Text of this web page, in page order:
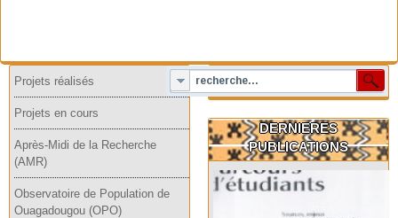
Projets réalisés
Projets en cours
Après-Midi de la Recherche
(AMR)
Observatoire de Population de
Ouagadougou (OPO)
DERNIERES
PUBLICATIONS